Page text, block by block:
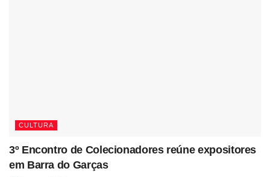
CULTURA
3º Encontro de Colecionadores reúne expositores
em Barra do Garças